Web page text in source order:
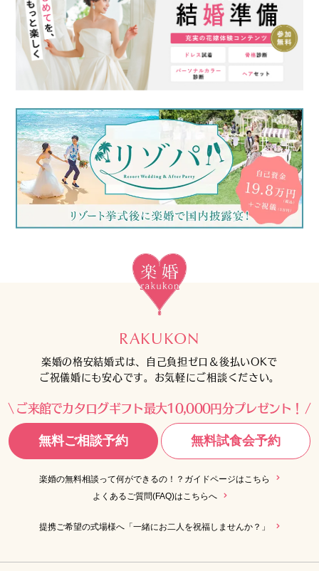
RAKUKON
楽婚の格安結婚式は、自己負担ゼロ＆後払いOKで
ご祝儀婚にも安心です。お気軽にご相談ください。
ご来館でカタログギフト最大10,000円分プレゼント！
無料ご相談予約 無料試食会予約
楽婚の無料相談って何ができるの！？ガイドページはこちら
よくあるご質問(FAQ)はこちらへ
提携ご希望の式場様へ「一緒にお二人を祝福しませんか？」